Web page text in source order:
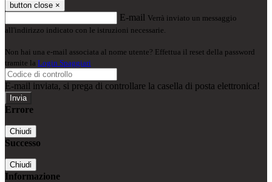
button close ×
E-mail Verrà inviato un messaggio
all'indirizzo indicato con le istruzioni necessarie.
Non hai una e-mail associata al nome utente? Effettua il reset della password
tramite la Login Spaggiari
E-mail inviata, si prega di controllare la casella di posta elettronica!
Errore
Chiudi
Successo
Chiudi
Informazione